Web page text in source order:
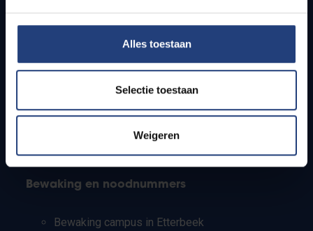
Alles toestaan
Selectie toestaan
Weigeren
Studenten
PhD-studenten
Leerkrachten en secundaire scholen
Bewaking en noodnummers
Bewaking campus in Etterbeek